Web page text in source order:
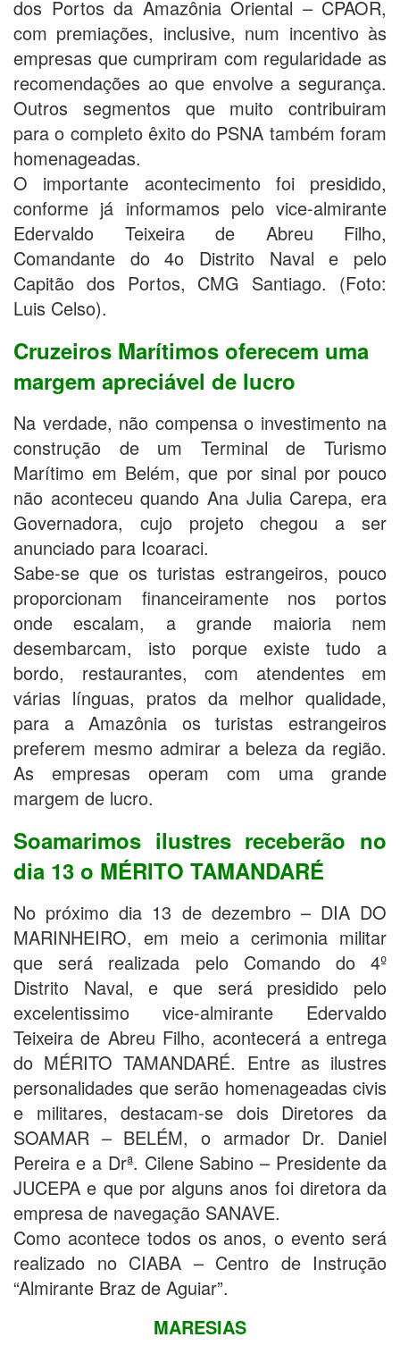
dos Portos da Amazônia Oriental – CPAOR,
com premiações, inclusive, num incentivo às
empresas que cumpriram com regularidade as
recomendações ao que envolve a segurança.
Outros segmentos que muito contribuiram
para o completo êxito do PSNA também foram
homenageadas.
O importante acontecimento foi presidido,
conforme já informamos pelo vice-almirante
Edervaldo Teixeira de Abreu Filho,
Comandante do 4o Distrito Naval e pelo
Capitão dos Portos, CMG Santiago. (Foto:
Luis Celso).
Cruzeiros Marítimos oferecem uma
margem apreciável de lucro
Na verdade, não compensa o investimento na
construção de um Terminal de Turismo
Marítimo em Belém, que por sinal por pouco
não aconteceu quando Ana Julia Carepa, era
Governadora, cujo projeto chegou a ser
anunciado para Icoaraci.
Sabe-se que os turistas estrangeiros, pouco
proporcionam financeiramente nos portos
onde escalam, a grande maioria nem
desembarcam, isto porque existe tudo a
bordo, restaurantes, com atendentes em
várias línguas, pratos da melhor qualidade,
para a Amazônia os turistas estrangeiros
preferem mesmo admirar a beleza da região.
As empresas operam com uma grande
margem de lucro.
Soamarimos ilustres receberão no
dia 13 o MÉRITO TAMANDARÉ
No próximo dia 13 de dezembro – DIA DO
MARINHEIRO, em meio a cerimonia militar
que será realizada pelo Comando do 4º
Distrito Naval, e que será presidido pelo
excelentissimo vice-almirante Edervaldo
Teixeira de Abreu Filho, acontecerá a entrega
do MÉRITO TAMANDARÉ. Entre as ilustres
personalidades que serão homenageadas civis
e militares, destacam-se dois Diretores da
SOAMAR – BELÉM, o armador Dr. Daniel
Pereira e a Drª. Cilene Sabino – Presidente da
JUCEPA e que por alguns anos foi diretora da
empresa de navegação SANAVE.
Como acontece todos os anos, o evento será
realizado no CIABA – Centro de Instrução
“Almirante Braz de Aguiar”.
MARESIAS